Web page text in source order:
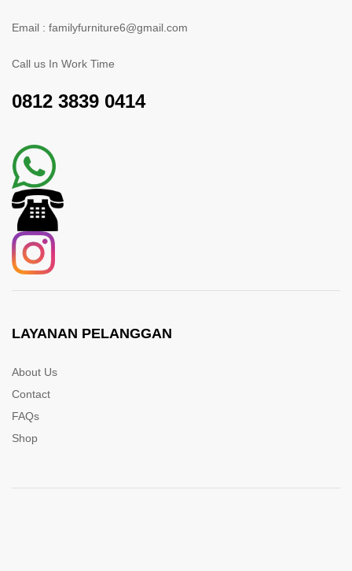
Email : familyfurniture6@gmail.com
Call us In Work Time
0812 3839 0414
LAYANAN PELANGGAN
About Us
Contact
FAQs
Shop